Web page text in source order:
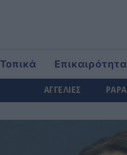
Τοπικά Επικαιρότητα
Around The World
ΑΓΓΕΛΙΕΣ